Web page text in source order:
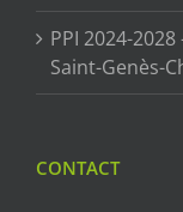
PPI 2024-
Saint-Genès-
CONTACT